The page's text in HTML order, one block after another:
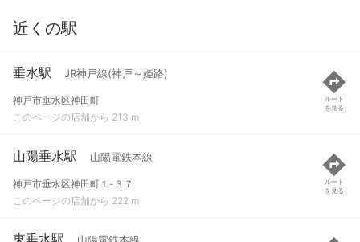
近くの駅
垂水駅 JR神戸線(神戸～姫路)
神戸市垂水区神田町
このページの店舗から 213 m
ルート
を見る
山陽垂水駅 山陽電鉄本線
神戸市垂水区神田町１-３７
このページの店舗から 222 m
ルート
を見る
東垂水駅